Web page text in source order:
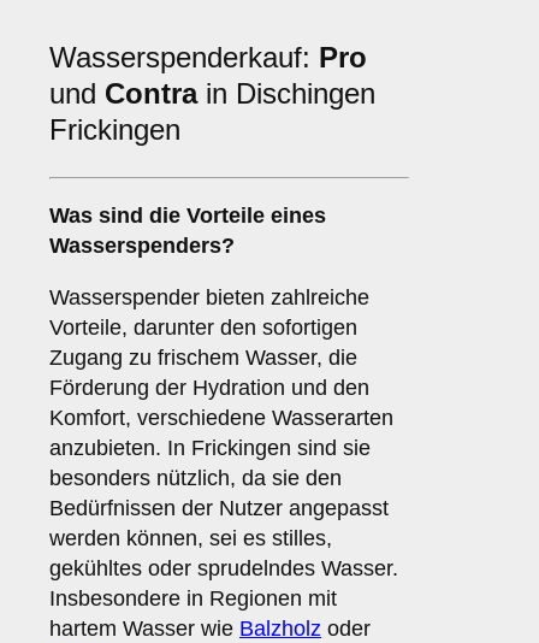
Wasserspenderkauf: Pro
und Contrain Dischingen
Frickingen
Was sind die Vorteile eines
Wasserspenders?
Wasserspender bieten zahlreiche
Vorteile, darunter den sofortigen
Zugang zu frischem Wasser, die
Förderung der Hydration und den
Komfort, verschiedene Wasserarten
anzubieten. In Frickingen sind sie
besonders nützlich, da sie den
Bedürfnissen der Nutzer angepasst
werden können, sei es stilles,
gekühltes oder sprudelndes Wasser.
Insbesondere in Regionen mit
hartem Wasser wie Balzholz oder